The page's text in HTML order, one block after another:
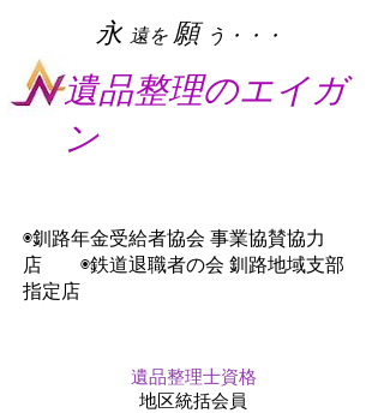
​永 遠を 願 う・・・
遺品整理のエイガ
ン
◉釧路年金受給者協会 事業協賛協力
店 ◉鉄道退職者の会 釧路地域支部
指定店
遺品整理士資格
地区統括会員